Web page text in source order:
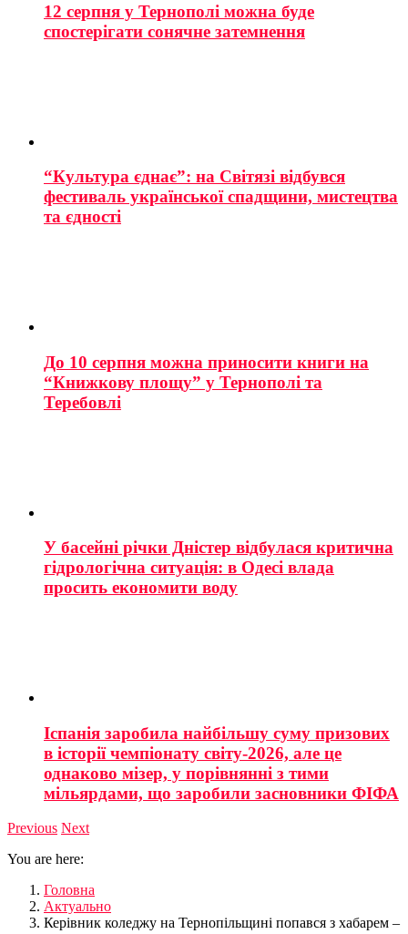
12 серпня у Тернополі можна буде
спостерігати сонячне затемнення
“Культура єднає”: на Світязі відбувся
фестиваль української спадщини, мистецтва
та єдності
До 10 серпня можна приносити книги на
“Книжкову площу” у Тернополі та
Теребовлі
У басейні річки Дністер відбулася критична
гідрологічна ситуація: в Одесі влада
просить економити воду
Іспанія заробила найбільшу суму призових
в історії чемпіонату світу-2026, але це
однаково мізер, у порівнянні з тими
мільярдами, що заробили засновники ФІФА
Previous Next
You are here:
Головна
Актуально
Керівник коледжу на Тернопільщині попався з хабарем –